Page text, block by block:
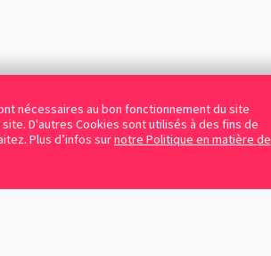
nécessaires au bon fonctionnement du site
D'autres Cookies sont utilisés à des fins de
Plus d’infos surnotre Politique en matière de